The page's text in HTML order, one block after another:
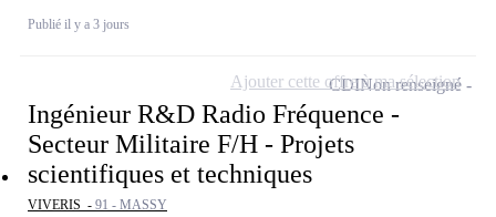
Publié il y a 3 jours
Ingénieur R&D Radio Fréquence -
Secteur Militaire F/H - Projets
scientifiques et techniques
VIVERIS - 91 - MASSY
CDINon renseigné
Ajouter cette offre à ma sélection